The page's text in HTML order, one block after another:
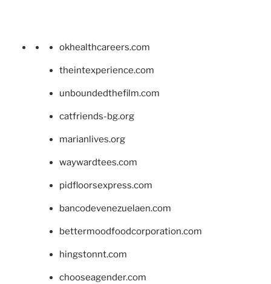
okhealthcareers.com
theintexperience.com
unboundedthefilm.com
catfriends-bg.org
marianlives.org
waywardtees.com
pidfloorsexpress.com
bancodevenezuelaen.com
bettermoodfoodcorporation.com
hingstonnt.com
chooseagender.com